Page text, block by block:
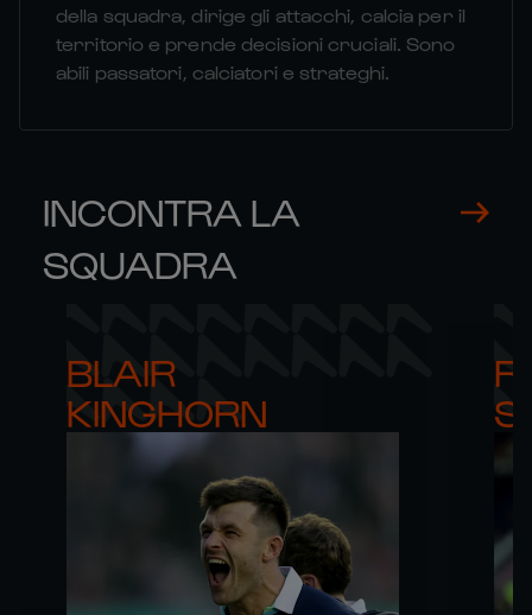
della squadra, dirige gli attacchi, calcia per il
territorio e prende decisioni cruciali. Sono
abili passatori, calciatori e strateghi.
INCONTRA LA
SQUADRA
BLAIR
KINGHORN